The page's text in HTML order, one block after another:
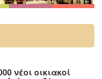
νέοι οικιακοί